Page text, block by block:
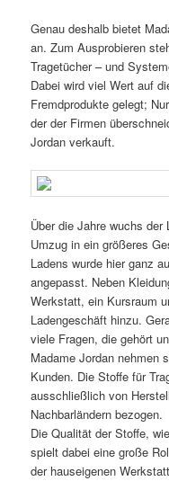
Genau deshalb bietet
an. Zum Ausprobieren
Tragetücher – und
Dabei wird viel Wert auf
Fremdprodukte gelegt;
der der Firmen
Jordan verkauft.
Über die Jahre wuchs
Umzug in ein größeres
Ladens wurde hier ganz
angepasst. Neben
Werkstatt, ein Kursraum
Ladengeschäft hinzu.
viele Fragen, die gehört
Madame Jordan nehmen
Kunden. Die Stoffe für
ausschließlich von
Nachbarländern bezogen.
Die Qualität der Stoffe,
spielt dabei eine große
der hauseigenen